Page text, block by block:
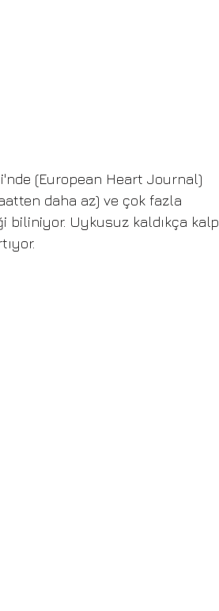
(European Heart Journal)
daha az) ve çok fazla
biliniyor. Uykusuz kaldıkça kalp